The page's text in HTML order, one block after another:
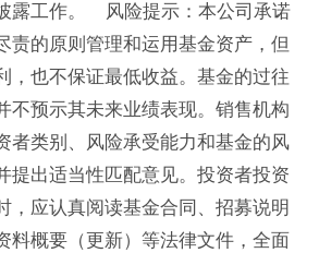
露工作。 风险提示：本公司承诺
责的原则管理和运用基金资产，但
，也不保证最低收益。基金的过往
不预示其未来业绩表现。销售机构
者类别、风险承受能力和基金的风
提出适当性匹配意见。投资者投资
，应认真阅读基金合同、招募说明
料概要（更新）等法律文件，全面